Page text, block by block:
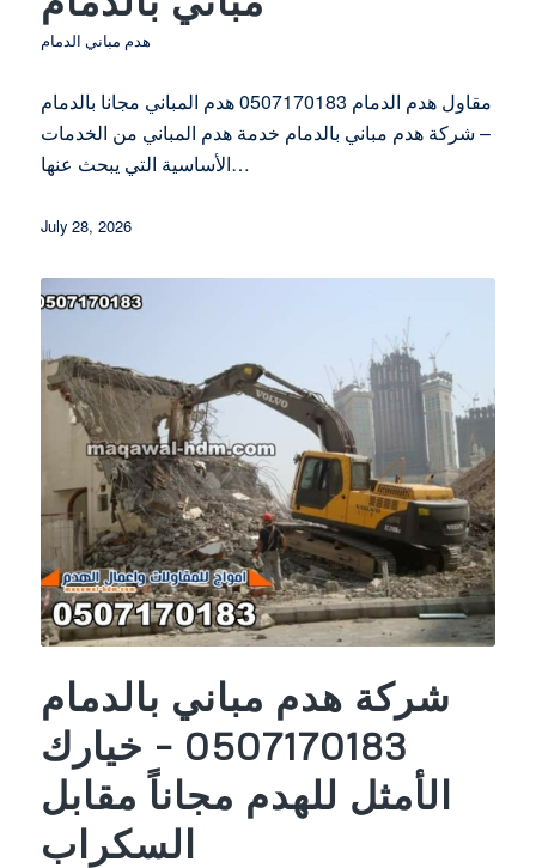
هدم مباني الدمام
مقاول هدم الدمام 0507170183 هدم المباني مجانا بالدمام
– شركة هدم مباني بالدمام خدمة هدم المباني من الخدمات
الأساسية التي يبحث عنها…
July 28, 2026
شركة هدم مباني بالدمام
0507170183 – خيارك
الأمثل للهدم مجاناً مقابل
السكراب